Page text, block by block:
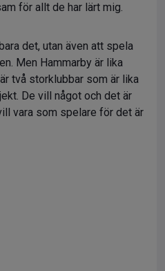
för allt de har lärt mig.
det, utan även att spela
Men Hammarby är lika
två storklubbar som är lika
De vill något och det är
vara som spelare för det är